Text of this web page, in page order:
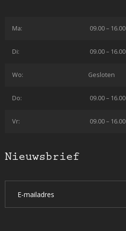
Ma: 09.00 – 16.00
Di: 09.00 – 16.00
Wo: Gesloten
Do: 09.00 – 16.00
Vr: 09.00 – 16.00
Nieuwsbrief